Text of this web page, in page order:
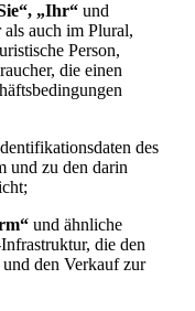
„Ihr“ und
auch im Plural,
Person,
die einen
des
und zu den darin
und ähnliche
die den
den Verkauf zur